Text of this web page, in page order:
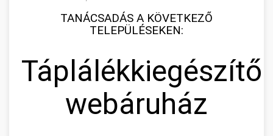
TANÁCSADÁS A KÖVETKEZŐ
TELEPÜLÉSEKEN:
Táplálékkiegészítő
webáruház